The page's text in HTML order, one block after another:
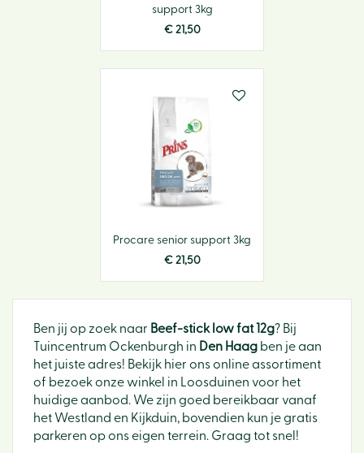
support 3kg
€ 21,50
Procare senior support 3kg
€ 21,50
Ben jij op zoek naar Beef-stick low fat 12g? Bij
Tuincentrum Ockenburgh in Den Haag ben je aan
het juiste adres! Bekijk hier ons online assortiment
of bezoek onze winkel in Loosduinen voor het
huidige aanbod. We zijn goed bereikbaar vanaf
het Westland en Kijkduin, bovendien kun je gratis
parkeren op ons eigen terrein. Graag tot snel!